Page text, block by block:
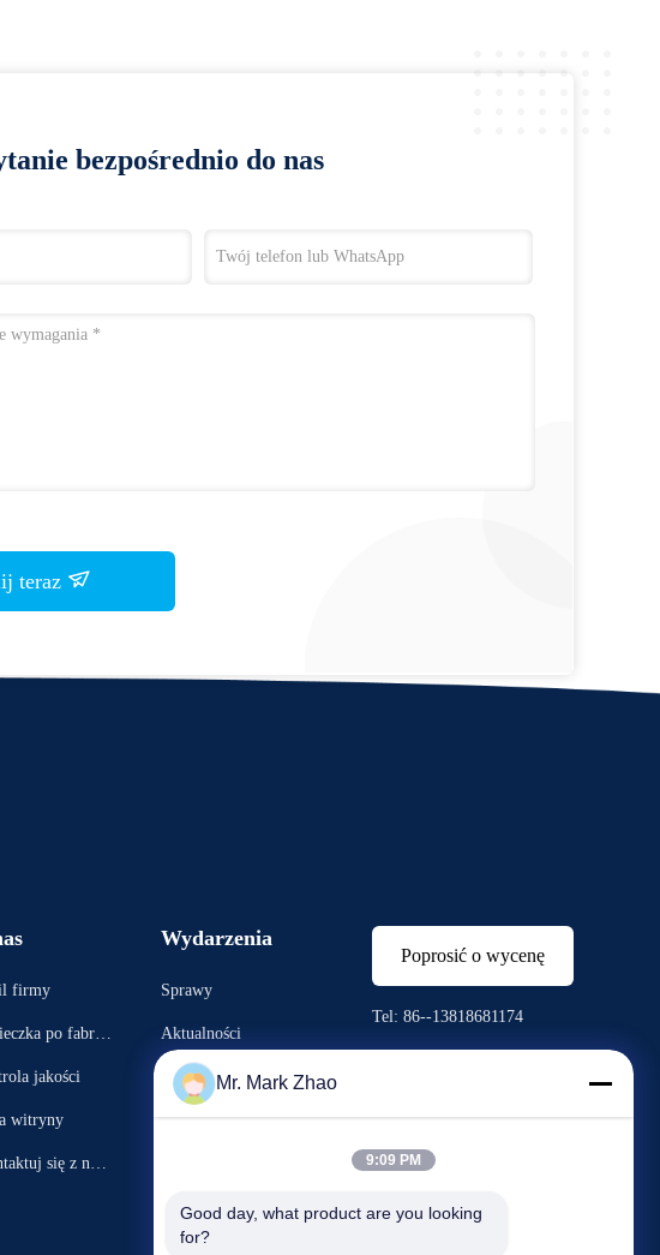
bezpośrednio do nas
teraz
firmy
po fabryc
jakości
witryny
się z nam
Wydarzenia
Sprawy
Aktualności
Poprosić o wycenę
Tel: 86--13818681174
Mr. Mark Zhao
9:09 PM
Good day, what product are you looking
for?